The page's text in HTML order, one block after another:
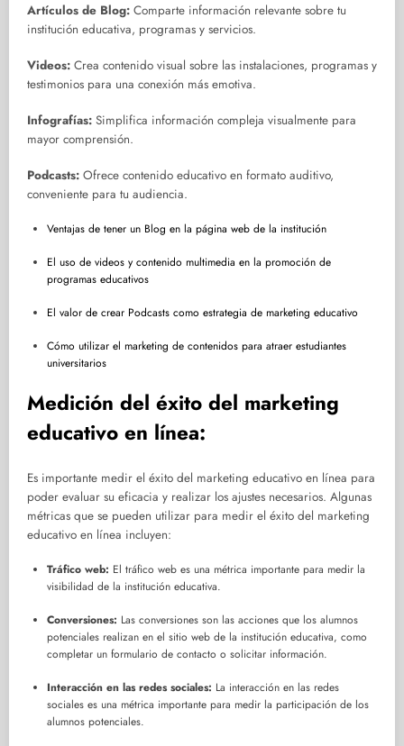
Artículos de Blog: Comparte información relevante sobre tu
institución educativa, programas y servicios.
Videos: Crea contenido visual sobre las instalaciones, programas y
testimonios para una conexión más emotiva.
Infografías: Simplifica información compleja visualmente para
mayor comprensión.
Podcasts: Ofrece contenido educativo en formato auditivo,
conveniente para tu audiencia.
Ventajas de tener un Blog en la página web de la institución
El uso de videos y contenido multimedia en la promoción de
programas educativos
El valor de crear Podcasts como estrategia de marketing educativo
Cómo utilizar el marketing de contenidos para atraer estudiantes
universitarios
Medición del éxito del marketing
educativo en línea:
Es importante medir el éxito del marketing educativo en línea para
poder evaluar su eficacia y realizar los ajustes necesarios. Algunas
métricas que se pueden utilizar para medir el éxito del marketing
educativo en línea incluyen:
Tráfico web: El tráfico web es una métrica importante para medir la
visibilidad de la institución educativa.
Conversiones: Las conversiones son las acciones que los alumnos
potenciales realizan en el sitio web de la institución educativa, como
completar un formulario de contacto o solicitar información.
Interacción en las redes sociales: La interacción en las redes
sociales es una métrica importante para medir la participación de los
alumnos potenciales.